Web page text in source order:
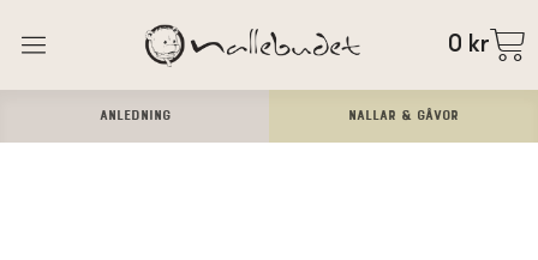
0 kr
ANLEDNING Nallar & Gåvor